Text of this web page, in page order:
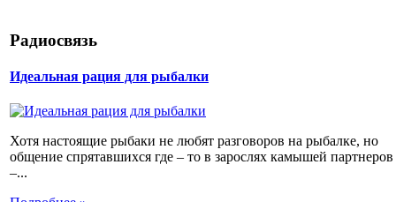
Радиосвязь
Идеальная рация для рыбалки
Хотя настоящие рыбаки не любят разговоров на рыбалке, но
общение спрятавшихся где – то в зарослях камышей партнеров
–...